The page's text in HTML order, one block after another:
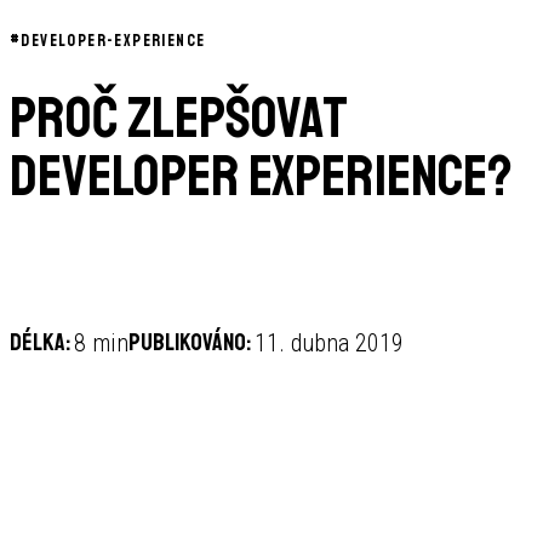
#DEVELOPER-EXPERIENCE
Proč zlepšovat
Developer Experience?
Délka:8 minPublikováno:11. dubna 2019